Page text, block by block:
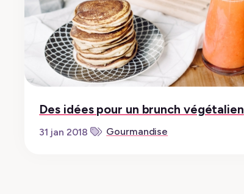
Des idées pour un brunch végétalien
31 jan 2018 Gourmandise